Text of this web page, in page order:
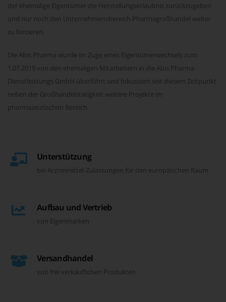
der ehemalige Eigentümer die Herstellungserlaubnis zurückzugeben
und nur noch den Unternehmensbereich Pharmagroßhandel weiter
zu forcieren.
Die Abis Pharma wurde im Zuge eines Eigentümerwechsels zum
1.07.2019 von den ehemaligen Mitarbeitern in die Abis Pharma
Dienstleistungs GmbH überführt und fokussiert seit diesem Zeitpunkt
neben der Großhandelstätigkeit weitere Projekte im
pharmazeutischen Bereich.
Unterstützung
bei Arzneimittel-Zulassungen für den europäischen Raum
Aufbau und Vertrieb
von Eigenmarken
Versandhandel
von frei verkäuflichen Produkten